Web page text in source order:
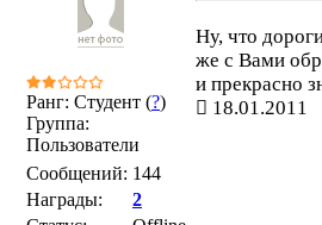
Ранг: Студент (?)
Группа:
Пользователи
Сообщений: 144
Награды:
2
Ну, что
же с Вами
и прекрасно
18.01.2011